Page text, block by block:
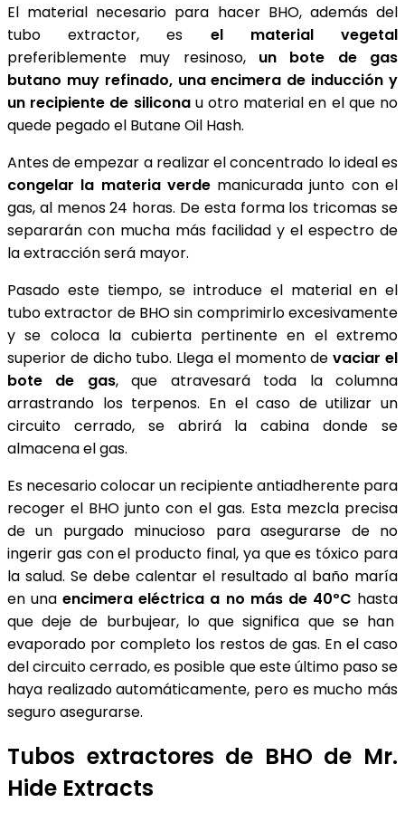
El material necesario para hacer BHO, además del
tubo extractor, es el material vegetal
preferiblemente muy resinoso,un bote de gas
butano muy refinado, una encimera de inducción y
un recipiente de siliconau otro material en el que no
quede pegado el Butane Oil Hash.
Antes de empezar a realizar el concentrado lo ideal es
congelar la materia verdemanicurada junto con el
gas, al menos 24 horas. De esta forma los tricomas se
separarán con mucha más facilidad y el espectro de
la extracción será mayor.
Pasado este tiempo, se introduce el material en el
tubo extractor de BHO sin comprimirlo excesivamente
y se coloca la cubierta pertinente en el extremo
superior de dicho tubo. Llega el momento devaciar el
bote de gas, que atravesará toda la columna
arrastrando los terpenos. En el caso de utilizar un
circuito cerrado, se abrirá la cabina donde se
almacena el gas.
Es necesario colocar un recipiente antiadherente para
recoger el BHO junto con el gas. Esta mezcla precisa
de un purgado minucioso para asegurarse de no
ingerir gas con el producto final, ya que es tóxico para
la salud. Se debe calentar el resultado al baño maría
en una encimera eléctrica a no más de 40ºC hasta
que deje de burbujear, lo que significa que se han
evaporado por completo los restos de gas. En el caso
del circuito cerrado, es posible que este último paso se
haya realizado automáticamente, pero es mucho más
seguro asegurarse.
Tubos extractores de BHO de Mr.
Hide Extracts